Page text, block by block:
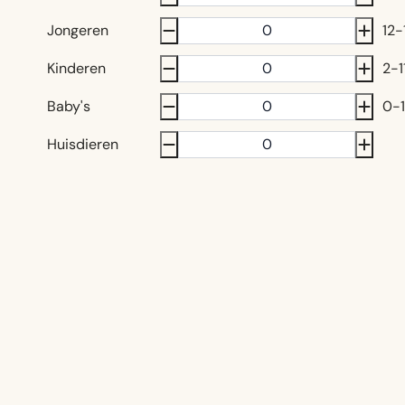
Jongeren
12-
Kinderen
2-
Baby's
0-1
Huisdieren